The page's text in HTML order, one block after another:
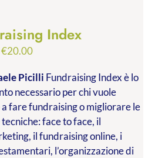
Index
€20.00Fascia
prezzo:
da
€9.99
a
€20.00
Picilli Fundraising Index è lo
necessario per chi vuole
fare fundraising o migliorare le
face to face, il
il fundraising online, i
l’organizzazione di